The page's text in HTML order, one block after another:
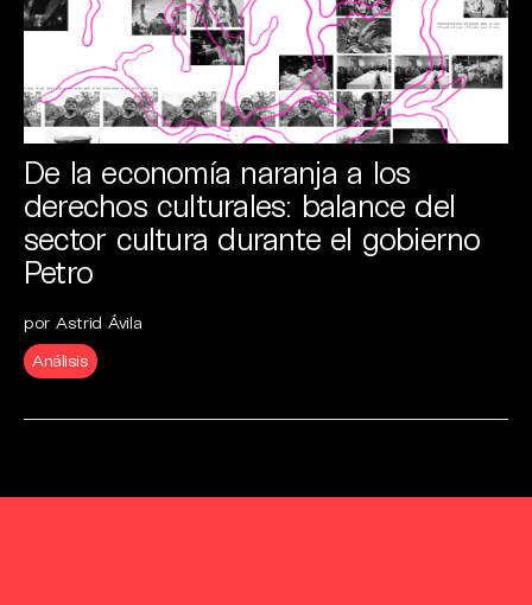
De la economía naranja a los
derechos culturales: balance del
sector cultura durante el gobierno
Petro
por Astrid Ávila
Análisis